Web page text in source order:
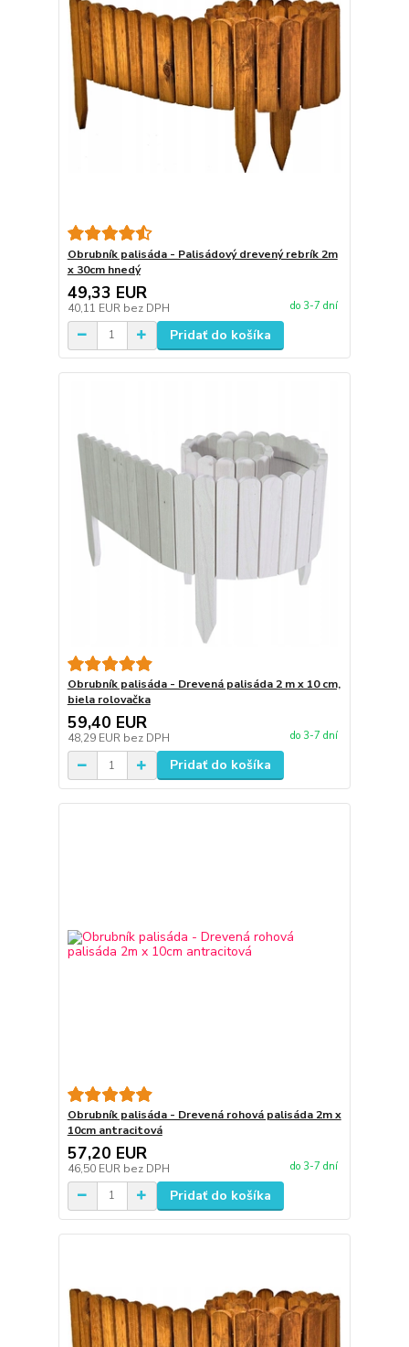
Obrubník palisáda - Palisádový drevený rebrík 2m
x 30cm hnedý
49,33 EUR
40,11 EUR bez DPH do 3-7 dní
Pridať do košíka
Obrubník palisáda - Drevená palisáda 2 m x 10 cm,
biela rolovačka
59,40 EUR
48,29 EUR bez DPH do 3-7 dní
Pridať do košíka
Obrubník palisáda - Drevená rohová palisáda 2m x
10cm antracitová
57,20 EUR
46,50 EUR bez DPH do 3-7 dní
Pridať do košíka